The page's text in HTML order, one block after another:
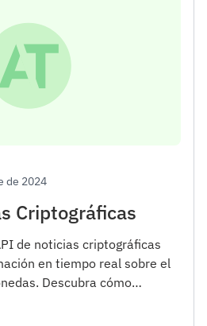
de 2024
Criptográficas
de noticias criptográficas
en tiempo real sobre el
Descubra cómo